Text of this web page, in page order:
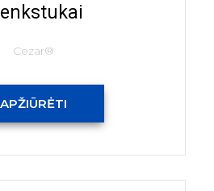
Cezar®
APŽIŪRĖTI